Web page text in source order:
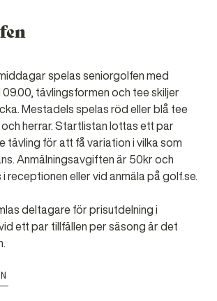
spelas seniorgolfen med
tävlingsformen och tee skiljer
Mestadels spelas röd eller blå tee
herrar. Startlistan lottas ett par
tävling för att få variation i vilka som
Anmälningsavgiften är 50kr och
receptionen eller vid anmäla på golf.se.
deltagare för prisutdelning i
ett par tillfällen per säsong är det